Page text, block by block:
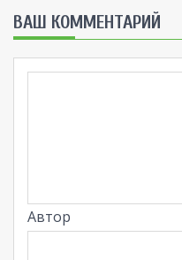
ВАШ КОММЕНТАРИЙ
Автор